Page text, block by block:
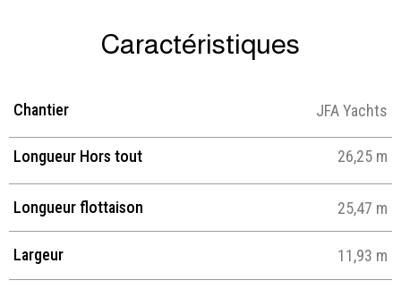
Caractéristiques
Chantier JFA Yachts
Longueur Hors tout 26,25 m
Longueur flottaison 25,47 m
Largeur 11,93 m